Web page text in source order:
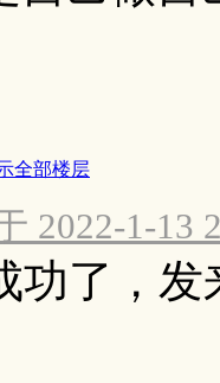
全部楼层
2022-1-13
功了，